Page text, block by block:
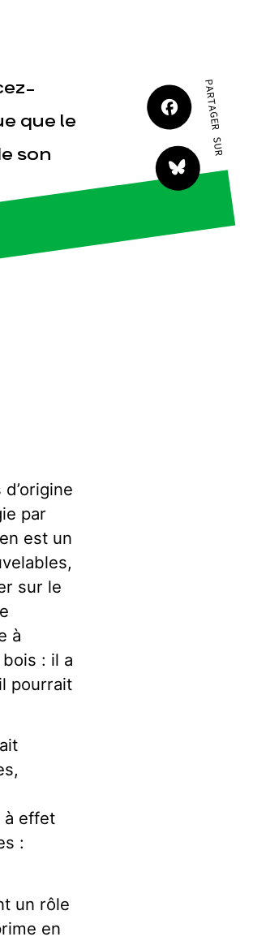
que le
son
PARTAGER SUR
par
est un
sur le
à
: il a
pourrait
à effet
:
un rôle
en